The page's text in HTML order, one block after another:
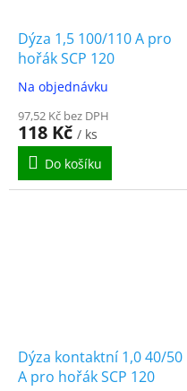
Dýza 1,5 100/110 A pro
hořák SCP 120
Na objednávku
97,52 Kč bez DPH
118 Kč / ks
Do košíku
Dýza kontaktní 1,0 40/50
A pro hořák SCP 120